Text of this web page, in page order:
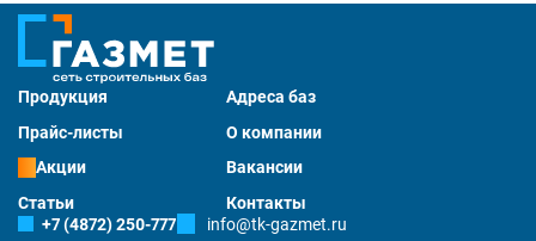
Продукция
Адреса баз
Прайс-листы
О компании
Акции
Вакансии
Статьи
Контакты
+7 (4872) 250-777
info@tk-gazmet.ru